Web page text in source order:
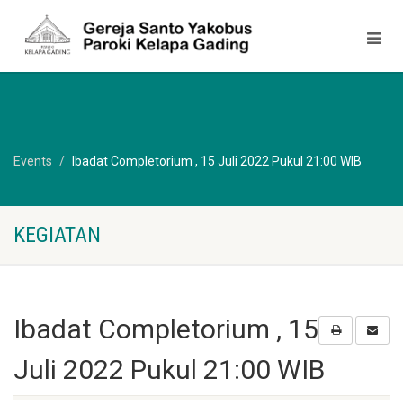
Events Ibadat Completorium , 15 Juli 2022 Pukul 21:00 WIB
KEGIATAN
Ibadat Completorium , 15
Juli 2022 Pukul 21:00 WIB